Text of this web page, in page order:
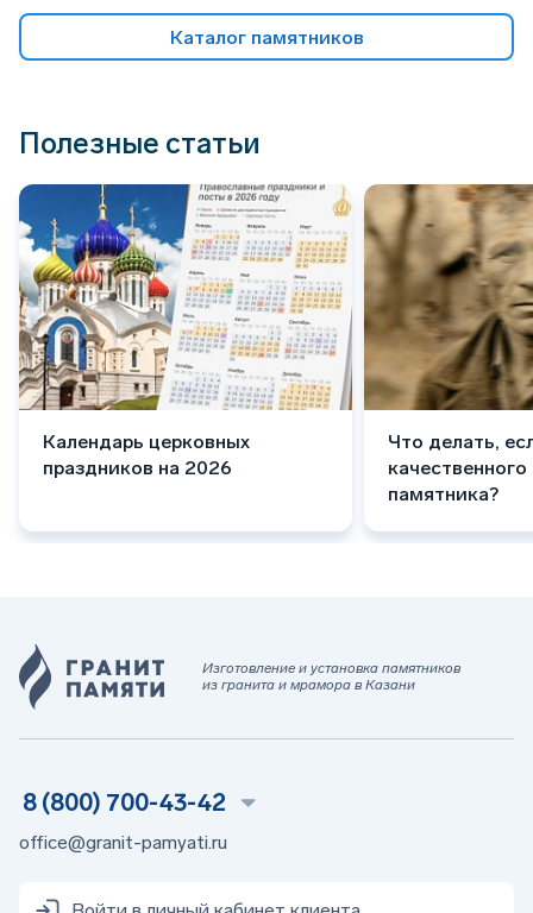
Каталог памятников
Полезные статьи
Календарь церковных
праздников на 2026
Что делать,
памятника?
Изготовление и установка памятников
из гранита и мрамора в Казани
8 (800) 700-43-42
office@granit-pamyati.ru